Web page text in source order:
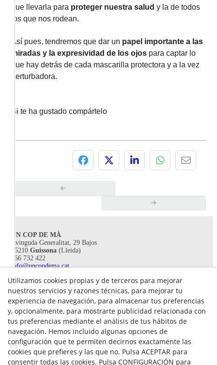
que llevarla para proteger nuestra salud y la de todos
los que nos rodean.
Así pues, tendremos que dar un papel importante a las
miradas y la expresividad de los ojos para captar lo
que hay detrás de cada mascarilla protectora y a la vez
perturbadora.
Si te ha gustado compártelo
UN COP DE MÀ
Avinguda Generalitat, 29 Bajos
25210 Guissona (Lleida)
666 732 422
info@uncopdema.cat
!SÍGUENOS!
Utilizamos cookies propias y de terceros para mejorar
nuestros servicios y razones técnicas, para mejorar tu
experiencia de navegación, para almacenar tus preferencias
y, opcionalmente, para mostrarte publicidad relacionada con
tus preferencias mediante el análisis de tus hábitos de
navegación. Hemos incluido algunas opciones de
configuración que te permiten decirnos exactamente las
cookies que prefieres y las que no. Pulsa ACEPTAR para
consentir todas las cookies. Pulsa CONFIGURACIÓN para